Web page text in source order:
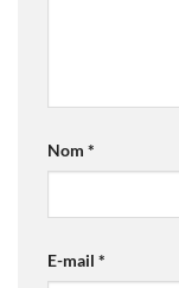
Nom *
E-mail *